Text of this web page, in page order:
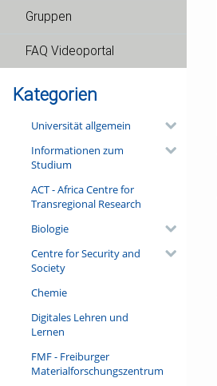
Gruppen
FAQ Videoportal
Kategorien
Universität allgemein
Informationen zum
Studium
ACT - Africa Centre for
Transregional Research
Biologie
Centre for Security and
Society
Chemie
Digitales Lehren und
Lernen
FMF - Freiburger
Materialforschungszentrum